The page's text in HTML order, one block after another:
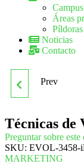
Áreas
Noticias
Contacto
CURSO
AMBIENTAL
Prev
Técnicas de
Preguntar sobre este
SKU: EVOL-3458-
MARKETING